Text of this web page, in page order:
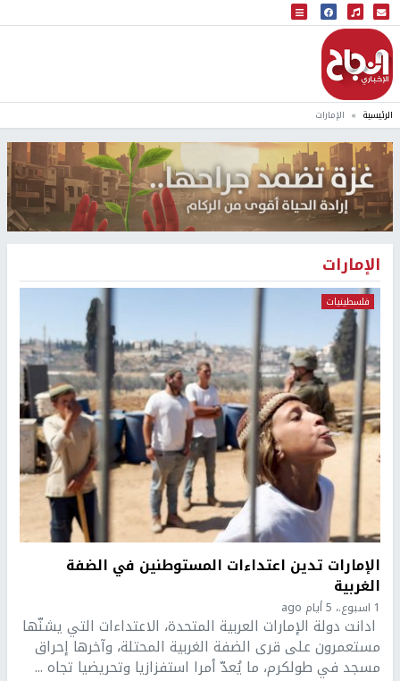
البث المباشر
إذاعة النجاح
الرئيسية الإمارات
الإمارات
فلسطينيات
الإمارات تدين اعتداءات المستوطنين في الضفة
الغربية
1 اسبوع.، 5 أيام ago
ادانت دولة الإمارات العربية المتحدة، الاعتداءات التي يشنّها
مستعمرون على قرى الضفة الغربية المحتلة، وآخرها إحراق
مسجد في طولكرم، ما يُعدّ أمرا استفزازيا وتحريضيا تجاه ...